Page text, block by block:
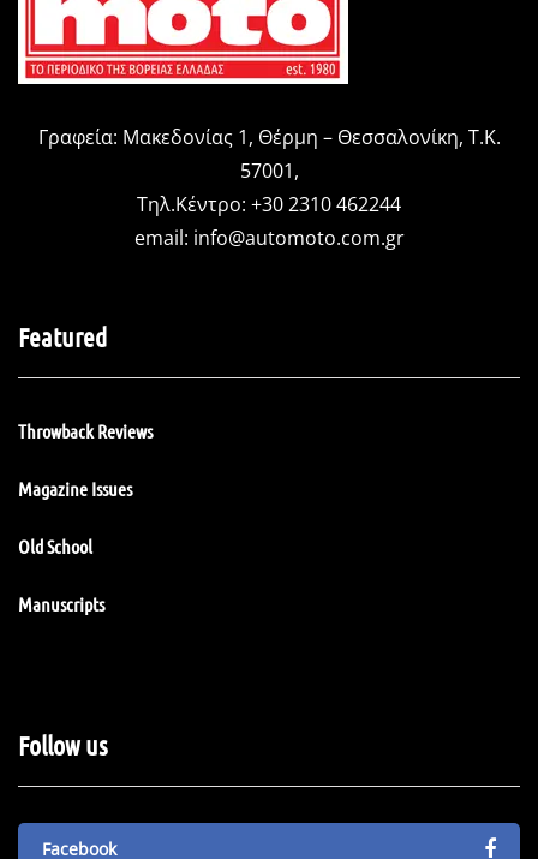
Γραφεία: Μακεδονίας 1, Θέρμη – Θεσσαλονίκη, Τ.Κ.
57001,
Τηλ.Κέντρο: +30 2310 462244
email: info@automoto.com.gr
Featured
Throwback Reviews
Magazine Issues
Old School
Manuscripts
Follow us
Facebook